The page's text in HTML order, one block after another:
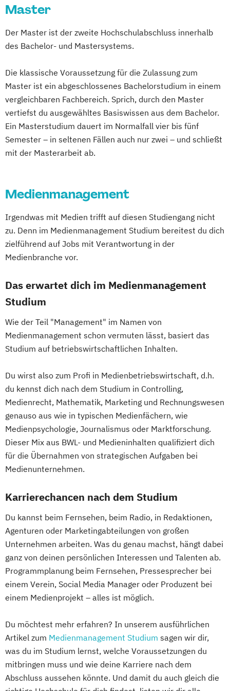
Master
Der Master ist der zweite Hochschulabschluss innerhalb
des Bachelor- und Mastersystems.
Die klassische Voraussetzung für die Zulassung zum
Master ist ein abgeschlossenes Bachelorstudium in einem
vergleichbaren Fachbereich. Sprich, durch den Master
vertiefst du ausgewähltes Basiswissen aus dem Bachelor.
Ein Masterstudium dauert im Normalfall vier bis fünf
Semester – in seltenen Fällen auch nur zwei – und schließt
mit der Masterarbeit ab.
Medienmanagement
Irgendwas mit Medien trifft auf diesen Studiengang nicht
zu. Denn im Medienmanagement Studium bereitest du dich
zielführend auf Jobs mit Verantwortung in der
Medienbranche vor.
Das erwartet dich im Medienmanagement
Studium
Wie der Teil "Management" im Namen von
Medienmanagement schon vermuten lässt, basiert das
Studium auf betriebswirtschaftlichen Inhalten.
Du wirst also zum Profi in Medienbetriebswirtschaft, d.h.
du kennst dich nach dem Studium in Controlling,
Medienrecht, Mathematik, Marketing und Rechnungswesen
genauso aus wie in typischen Medienfächern, wie
Medienpsychologie, Journalismus oder Marktforschung.
Dieser Mix aus BWL- und Medieninhalten qualifiziert dich
für die Übernahmen von strategischen Aufgaben bei
Medienunternehmen.
Karrierechancen nach dem Studium
Du kannst beim Fernsehen, beim Radio, in Redaktionen,
Agenturen oder Marketingabteilungen von großen
Unternehmen arbeiten. Was du genau machst, hängt dabei
ganz von deinen persönlichen Interessen und Talenten ab.
Programmplanung beim Fernsehen, Pressesprecher bei
einem Verein, Social Media Manager oder Produzent bei
einem Medienprojekt – alles ist möglich.
Du möchtest mehr erfahren? In unserem ausführlichen
Artikel zum Medienmanagement Studium sagen wir dir,
was du im Studium lernst, welche Voraussetzungen du
mitbringen muss und wie deine Karriere nach dem
Abschluss aussehen könnte. Und damit du auch gleich die